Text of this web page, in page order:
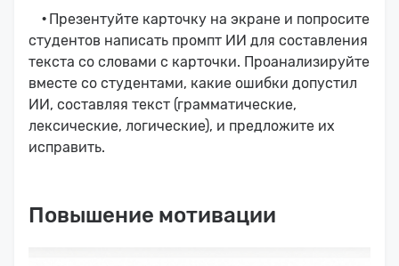
· Презентуйте карточку на экране и попросите
студентов написать промпт ИИ для составления
текста со словами с карточки. Проанализируйте
вместе со студентами, какие ошибки допустил
ИИ, составляя текст (грамматические,
лексические, логические), и предложите их
исправить.
Повышение мотивации